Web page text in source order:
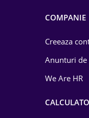
COMPANIE
Creeaza
Anunturi de
We Are HR